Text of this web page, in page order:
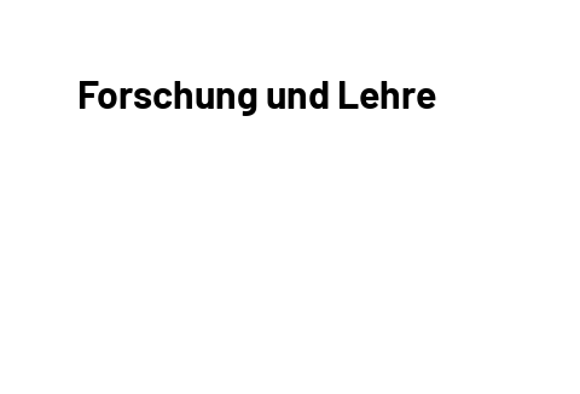
Forschung und Lehre